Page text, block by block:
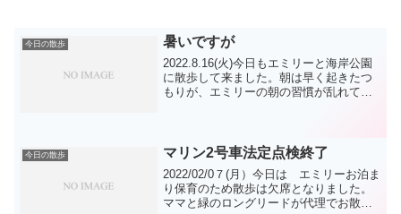
今日の散歩 暑いですが
2022.8.16(火)今日もエミリーと海岸公園
に散歩して来ました。朝は早く起きたつ
もりが、エミリーの朝の習慣が乱れて散
エミリーには...
今日の散歩 マリン2号車法定点検終了
2022/02/0７(月）今日は エミリーお泊ま
り保育のため散歩は欠席となりました。
ママと緑のロングリードが代理でお散歩